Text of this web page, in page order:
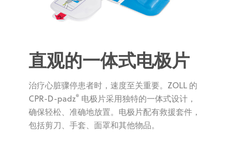
直观的一体式电极片
治疗心脏骤停患者时，速度至关重要。ZOLL 的
CPR-D-padz® 电极片采用独特的一体式设计，
确保轻松、准确地放置。电极片配有救援套件，
包括剪刀、手套、面罩和其他物品。